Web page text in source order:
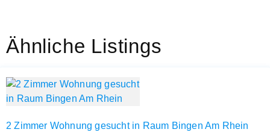
Ähnliche Listings
2 Zimmer Wohnung gesucht in Raum Bingen Am Rhein